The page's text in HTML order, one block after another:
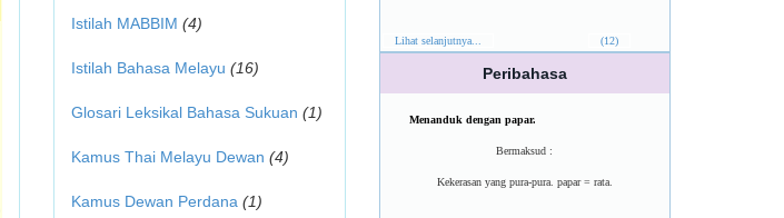
Istilah MABBIM (4)
Istilah Bahasa Melayu (16)
Glosari Leksikal Bahasa Sukuan (1)
Kamus Thai Melayu Dewan (4)
Kamus Dewan Perdana (1)
Lihat selanjutnya... (12)
Peribahasa
Menanduk dengan papar.
Bermaksud :
Kekerasan yang pura-pura. papar = rata.